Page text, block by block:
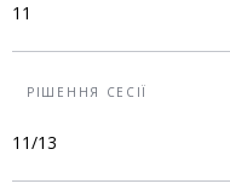
11
РІШЕННЯ СЕСІЇ
11/13